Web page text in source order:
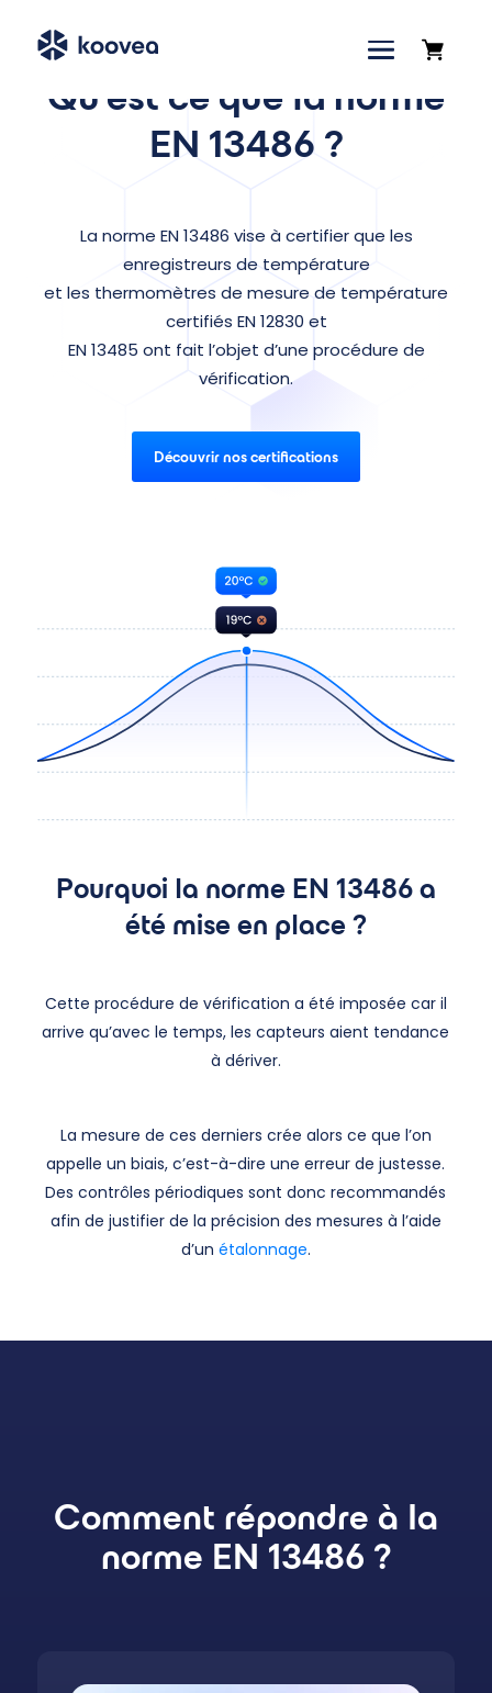
Accueil
Qu’est ce que la norme
EN 13486 ?
La norme EN 13486 vise à certifier que les
enregistreurs de température
et les thermomètres de mesure de température
certifiés EN 12830 et
EN 13485 ont fait l’objet d’une procédure de
vérification.
Découvrir nos certifications
Pourquoi la norme EN 13486 a
été mise en place ?
Cette procédure de vérification a été imposée car il
arrive qu’avec le temps, les capteurs aient tendance
à dériver.
La mesure de ces derniers crée alors ce que l’on
appelle un biais, c’est-à-dire une erreur de justesse.
Des contrôles périodiques sont donc recommandés
afin de justifier de la précision des mesures à l’aide
d’un étalonnage.
Comment répondre à la
norme EN 13486 ?